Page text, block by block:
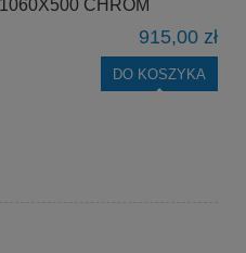
CHROM
915,00 zł
DO KOSZYKA